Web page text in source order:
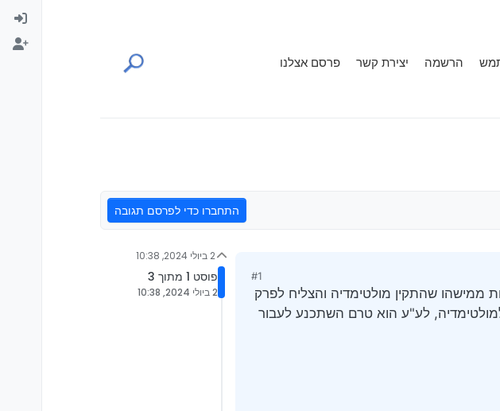
הרשמה יצירת קשר פרסם אצלנו
התחברו כדי לפרסם תגובה
#1
שהתקין מולטימדיה והצליח לפרק
לע"ע הוא טרם השתכנע לעבור
2 ביולי 2024, 10:38
פוסט 1 מתוך 3
2 ביולי 2024, 10:38